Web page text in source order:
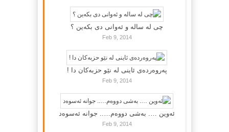
چی لە سالە و ئەوانی دی بكەین ؟
Feb 9, 2014
پەروەردەی ئاینی لە نێو حزبەکان دا !
Feb 9, 2014
ئەوین …. بەشی دووەم….. جوانە ئەسوەد
Feb 9, 2014